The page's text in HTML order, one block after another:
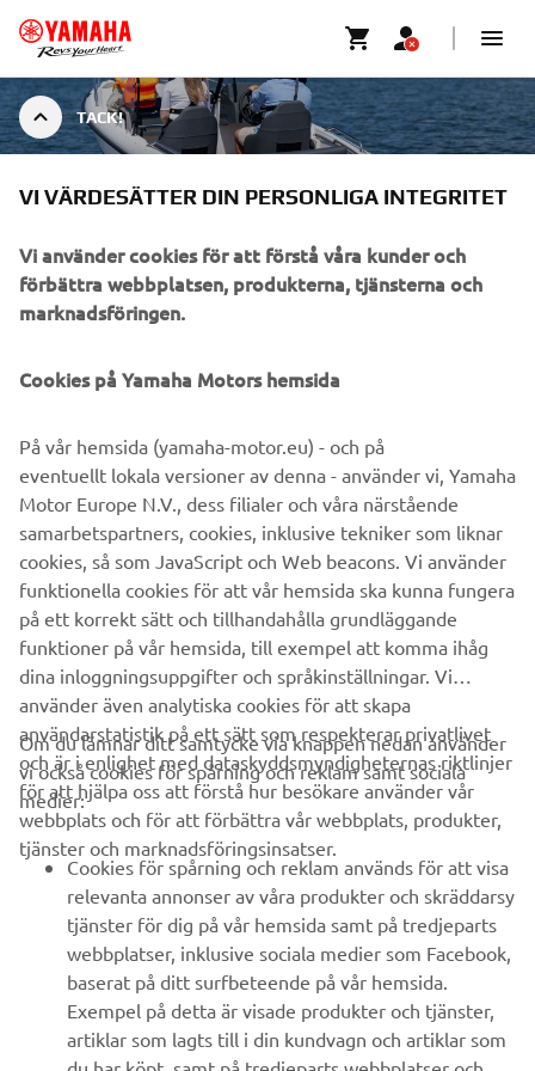
TACK!
Du kommer att bli kontaktad inom kort.
TILLBAKA TILL STARTSIDAN
FÖRETAG
B2B
UTFORSKA YAMAHA
FAQ & SUPPORT
NYHETSBREV
Bli först att ta del av de senaste erbjudandena, evenemangen,
nyheterna och mycket mer
VI VÄRDESÄTTER DIN PERSONLIGA INTEGRITET
Vi använder cookies för att förstå våra kunder och
förbättra webbplatsen, produkterna, tjänsterna och
marknadsföringen.
Cookies på Yamaha Motors hemsida
På vår hemsida (yamaha-motor.eu) - och på
eventuellt lokala versioner av denna - använder vi, Yamaha
Motor Europe N.V., dess filialer och våra närstående
samarbetspartners, cookies, inklusive tekniker som liknar
cookies, så som JavaScript och Web beacons. Vi använder
funktionella cookies för att vår hemsida ska kunna fungera
på ett korrekt sätt och tillhandahålla grundläggande
funktioner på vår hemsida, till exempel att komma ihåg
dina inloggningsuppgifter och språkinställningar. Vi
använder även analytiska cookies för att skapa
användarstatistik på ett sätt som respekterar privatlivet
och är i enlighet med dataskyddsmyndigheternas riktlinjer
för att hjälpa oss att förstå hur besökare använder vår
webbplats och för att förbättra vår webbplats, produkter,
tjänster och marknadsföringsinsatser.
Om du lämnar ditt samtycke via knappen nedan använder
vi också cookies för spårning och reklam samt sociala
medier:
Cookies för spårning och reklam används för att visa
relevanta annonser av våra produkter och skräddarsy
tjänster för dig på vår hemsida samt på tredjeparts
webbplatser, inklusive sociala medier som Facebook,
baserat på ditt surfbeteende på vår hemsida.
Exempel på detta är visade produkter och tjänster,
artiklar som lagts till i din kundvagn och artiklar som